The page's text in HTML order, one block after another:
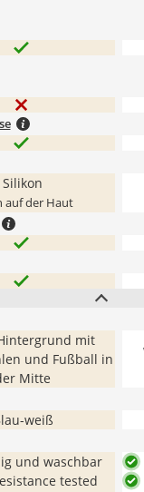
Silikon
auf der Haut
mit
und Fußball in
Mitte
weiß
und waschbar
tested